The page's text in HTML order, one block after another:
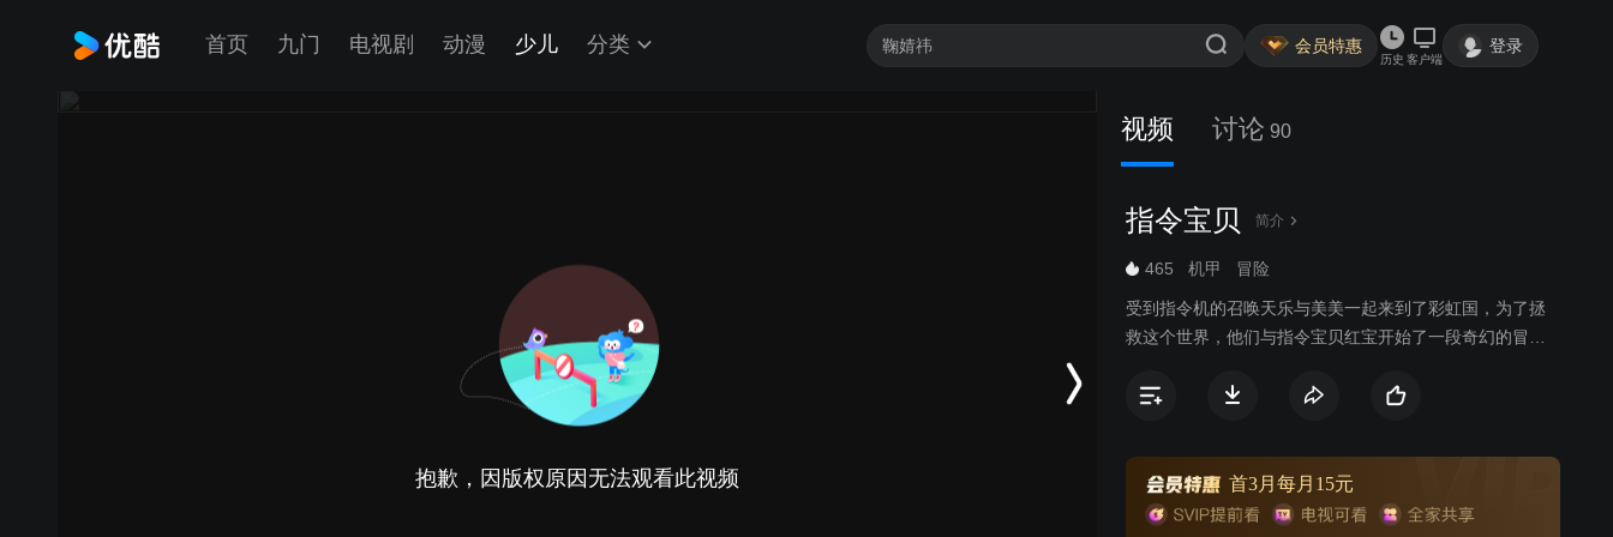
首页 九门 电视剧 动漫 少儿 分类 会员特惠
历史 客户端
登录
抱歉，因版权原因无法观看此视频
视频 讨论 90
指令宝贝 简介
465 机甲 冒险
受到指令机的召唤天乐与美美一起来到了彩虹国，为了拯
救这个世界，他们与指令宝贝红宝开始了一段奇幻的冒险
伴，最终凭着友情、爱与正义的力量拯救了彩虹国。
首3月每月15元